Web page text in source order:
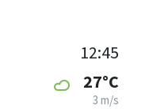
12:45
27°C
3 m/s